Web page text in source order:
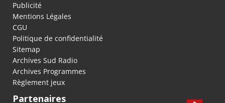
Publicité
Mentions Légales
CGU
Politique de confidentialité
Sitemap
Archives Sud Radio
Archives Programmes
Règlement jeux
Partenaires